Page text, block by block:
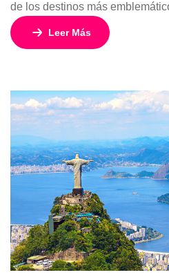
de los destinos más
sus playas icónicas, paisajes
vibrante. Este programa de 8
Explora el Cristo Redentor en
Leer Más